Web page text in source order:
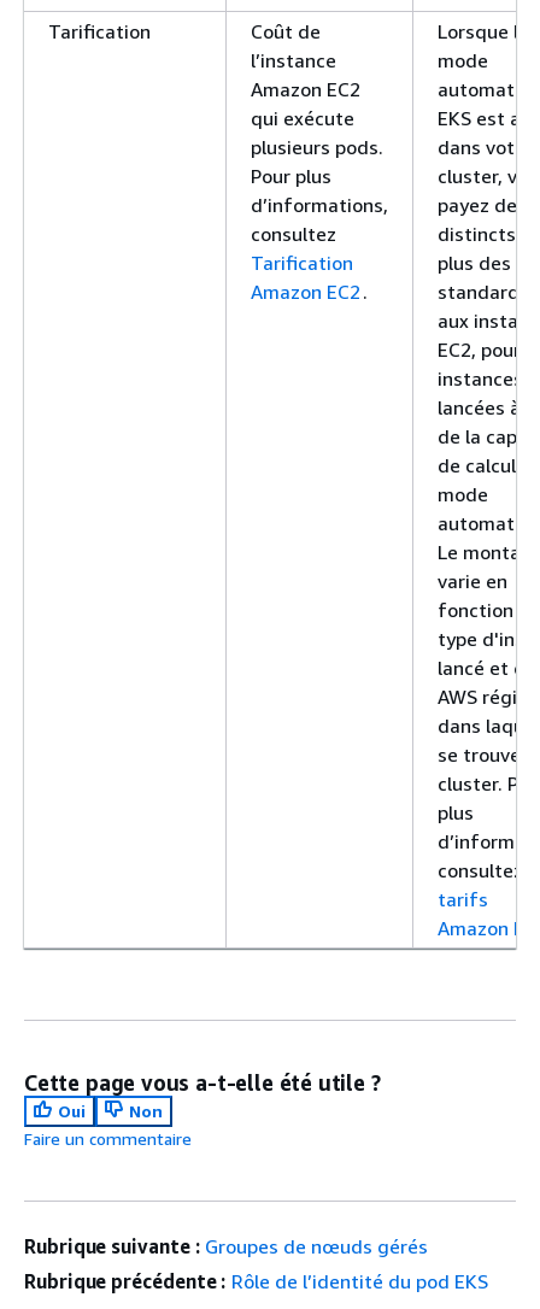
Tarification
Coût de
l’instance
Amazon EC2
qui exécute
plusieurs pods.
Pour plus
d’informations,
consultez
Tarification
Amazon EC2 .
Lorsque le
mode
EKS est
dans votre
cluster,
payez des
distincts,
plus des
standard
aux
EC2, pour
instances
lancées à
de la
de calcul
mode
Le montant
varie en
fonction du
type
lancé et
AWS région
dans
se trouve
cluster.
plus
consultez
tarifs
Amazon
Cette page vous a-t-elle été utile ?
Oui
Non
Faire un commentaire
Rubrique suivante : Groupes de nœuds gérés
Rubrique précédente : Rôle de l’identité du pod EKS